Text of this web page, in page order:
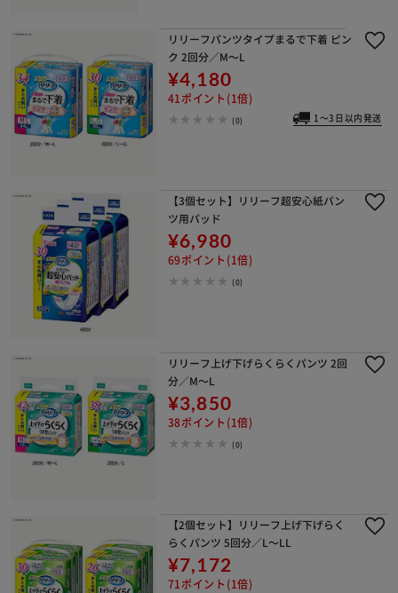
リリーフパンツタイプまるで下着 ピン
ク 2回分／M～L
¥4,180
41ポイント(1倍)
(0) 1～3日以内発送
【3個セット】リリーフ超安心紙パン
ツ用パッド
¥6,980
69ポイント(1倍)
(0)
リリーフ上げ下げらくらくパンツ 2回
分／M～L
¥3,850
38ポイント(1倍)
(0)
【2個セット】リリーフ上げ下げらく
らくパンツ 5回分／L～LL
¥7,172
71ポイント(1倍)